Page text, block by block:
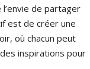
de partager
est de créer une
où chacun peut
inspirations pour